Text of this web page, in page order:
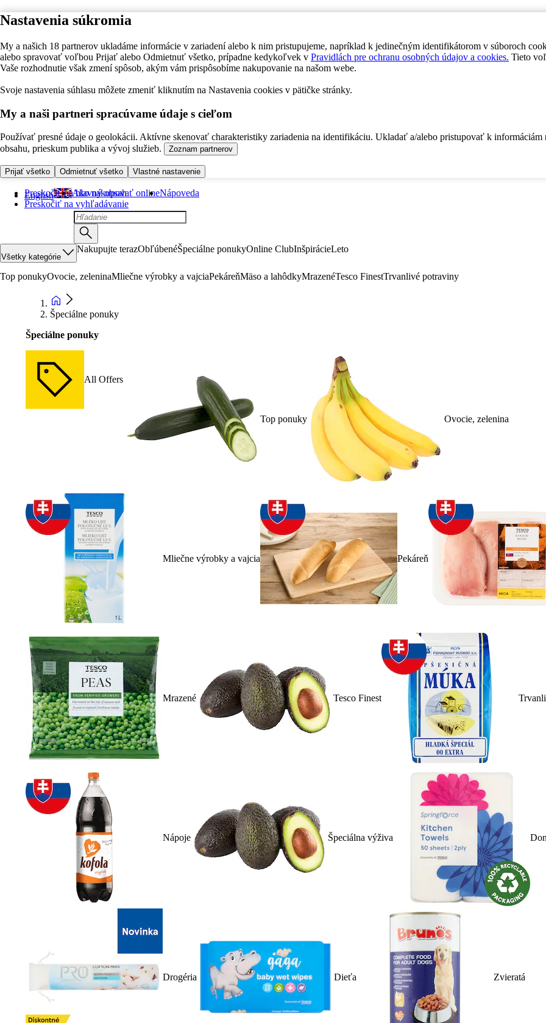
Nastavenia súkromia
My a našich 18 partnerov ukladáme informácie v zariadení alebo k nim pristupujeme, napríklad k jedinečným identifikátorom v súboroch
alebo spravovať voľbou Prijať alebo Odmietnuť všetko, prípadne kedykoľvek v Pravidlách pre ochranu osobných údajov a cookies. Tieto
Vaše rozhodnutie však zmení spôsob, akým vám prispôsobíme nakupovanie na našom webe.
Svoje nastavenia súhlasu môžete zmeniť kliknutím na Nastavenia cookies v pätičke stránky.
My a naši partneri spracúvame údaje s cieľom
Používať presné údaje o geolokácii. Aktívne skenovať charakteristiky zariadenia na identifikáciu. Ukladať a/alebo pristupovať k informáciám
obsahu, prieskum publika a vývoj služieb.
Zoznam partnerov
Prijať všetko Odmietnuť všetko Vlastné nastavenie
Preskočiť na hlavný obsah
Preskočiť na vyhľadávanie
English Ako nakupovať onlineNápoveda
Všetky kategórie
Nakupujte terazObľúbenéŠpeciálne ponukyOnline ClubInšpirácieLeto
Top ponukyOvocie, zeleninaMliečne výrobky a vajciaPekáreňMäso a lahôdkyMrazenéTesco FinestTrvanlivé potraviny
Špeciálne ponuky
Špeciálne ponuky
All Offers
Top ponuky Ovocie, zelenina
Mliečne výrobky a vajcia Pekáreň
Mrazené Tesco Finest
Nápoje Špeciálna výživa
Drogéria Dieťa Zvieratá